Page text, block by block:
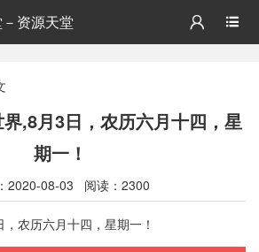
资源天堂 

,8月3日，农历六月十四，星
期一！
2020-08-03 阅读：2300
，农历六月十四，星期一！